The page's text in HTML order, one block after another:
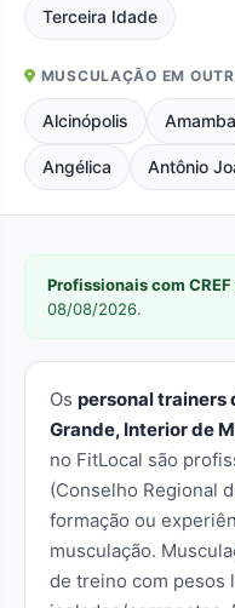
Terceira Idade
MUSCULAÇÃO EM
Alcinópolis
Angélica Antônio
Profissionais com
08/08/2026.
Os personal trainers
Grande, Interior de
no FitLocal são
(Conselho Regional
formação ou
musculação.
de treino com pesos